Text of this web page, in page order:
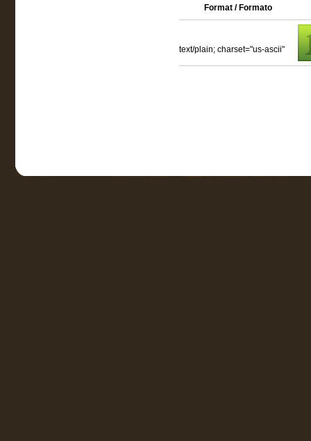
Format / Formato
text/plain; charset="us-ascii"